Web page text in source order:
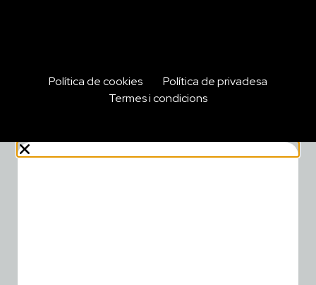
Política de cookies
Política de privadesa
Termes i condicions